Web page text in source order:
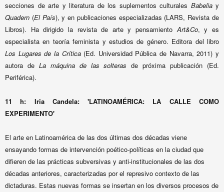
secciones de arte y literatura de los suplementos culturales Babeliay
Quadern (El País), y en publicaciones especializadas (LARS, Revista de
Libros). Ha dirigido la revista de arte y pensamientoArt&Co, y es
especialista en teoría feminista y estudios de género. Editora del libro
Los Lugares de la Crítica(Ed. Universidad Pública de Navarra, 2011) y
autora de La máquina de las solteras de próxima publicación (Ed.
Periférica).
11 h: Iria Candela: 'LATINOAMÉRICA: LA CALLE COMO
EXPERIMENTO'
El arte en Latinoamérica de las dos últimas dos décadas viene
ensayando formas de intervención poético-políticas en la ciudad que
difieren de las prácticas subversivas y anti-institucionales de las dos
décadas anteriores, caracterizadas por el represivo contexto de las
dictaduras. Estas nuevas formas se insertan en los diversos procesos de